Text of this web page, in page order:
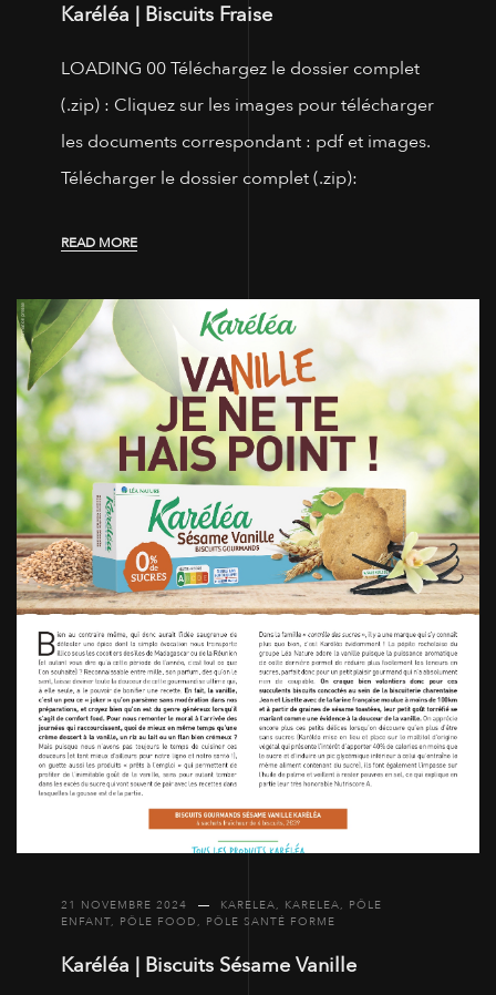
Karéléa | Biscuits Fraise
LOADING 00 Téléchargez le dossier complet
(.zip) : Cliquez sur les images pour télécharger
les documents correspondant : pdf et images.
Télécharger le dossier complet (.zip):
READ MORE
21 NOVEMBRE 2024 KARELEA, KARELEA, PÔLE
ENFANT, PÔLE FOOD, PÔLE SANTÉ FORME
Karéléa | Biscuits Sésame Vanille